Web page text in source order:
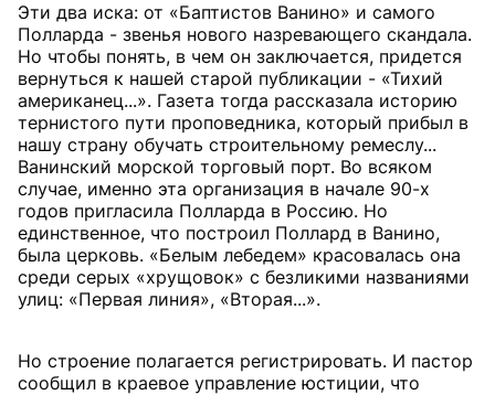
Эти два иска: от «Баптистов Ванино» и самого
Полларда - звенья нового назревающего скандала.
Но чтобы понять, в чем он заключается, придется
вернуться к нашей старой публикации - «Тихий
американец...». Газета тогда рассказала историю
тернистого пути проповедника, который прибыл в
нашу страну обучать строительному ремеслу...
Ванинский морской торговый порт. Во всяком
случае, именно эта организация в начале 90-х
годов пригласила Полларда в Россию. Но
единственное, что построил Поллард в Ванино,
была церковь. «Белым лебедем» красовалась она
среди серых «хрущовок» с безликими названиями
улиц: «Первая линия», «Вторая...».
Но строение полагается регистрировать. И пастор
сообщил в краевое управление юстиции, что